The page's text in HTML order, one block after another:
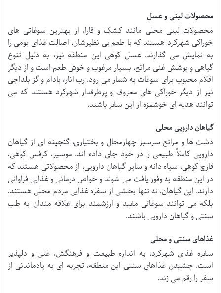
محصولات لبنی و عسل
محصولات لبنی محلی مانند کشک و قارا، از بهترین سوغاتی های
خوراکی شهرکرد هستند که با طعم بی نظیرشان، اصالت غذای بومی را
به نمایش می گذارند. عسل کوهی این منطقه نیز، به دلیل تنوع
گیاهی و پوشش غنی مراتع، بسیار مرغوب و خوش طعم است و از دیگر
اقلام محبوب برای سوغات به شمار می رود. رب انار، بادام و گز بلداجی
نیز از دیگر خوراکی های معروف و پرطرفدار شهرکرد هستند که می
توانند هدیه ای خوشمزه از این سفر باشند.
گیاهان دارویی محلی
دشت ها و مراتع سرسبز چهارمحال و بختیاری، گنجینه ای از گیاهان
دارویی کاملاً طبیعی را در خود جای داده اند. موسیر، کرفس کوهی،
قارچ کوهی، سیاه دانه و سایر گیاهان دارویی، از محصولاتی هستند که
در این منطقه به وفور یافت می شوند و خواص درمانی و غذایی فراوانی
دارند. این گیاهان، نه تنها بخشی از سفره غذایی مردم محلی هستند،
بلکه می توانند سوغاتی مفید و ارزشمند برای علاقه مندان به طب
سنتی و گیاهان دارویی باشند.
غذاهای سنتی و محلی
سفره غذای شهرکرد، به اندازه طبیعت و فرهنگش، غنی و دلپذیر
است. چشیدن غذاهای سنتی این منطقه، تجربه ای به یادماندنی از
سفر را رقم می زند.